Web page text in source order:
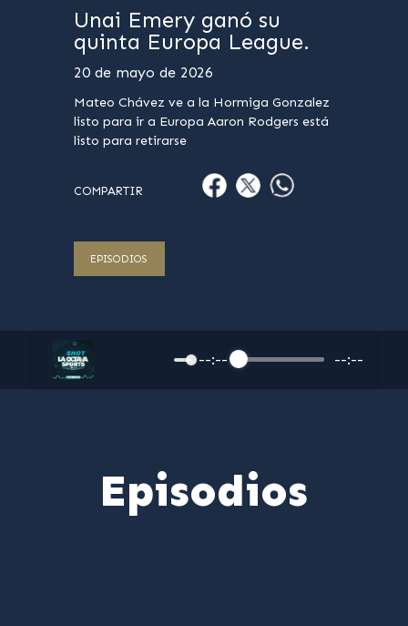
Unai Emery ganó su
quinta Europa League.
20 de mayo de 2026
Mateo Chávez ve a la Hormiga Gonzalez
listo para ir a Europa Aaron Rodgers está
listo para retirarse
COMPARTIR
EPISODIOS
--:-- --:--
Episodios